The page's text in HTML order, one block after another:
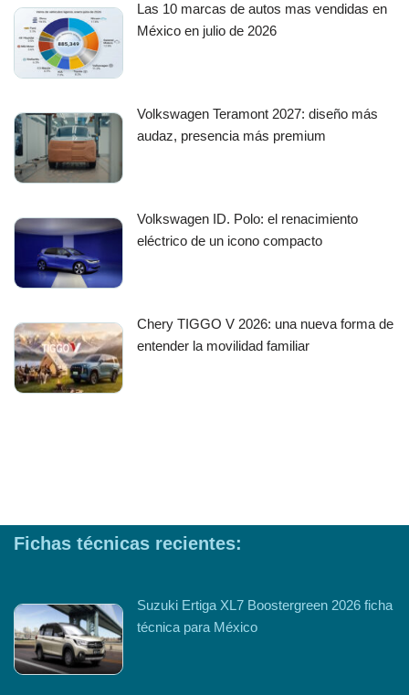
Las 10 marcas de autos mas vendidas en
México en julio de 2026
Volkswagen Teramont 2027: diseño más
audaz, presencia más premium
Volkswagen ID. Polo: el renacimiento
eléctrico de un icono compacto
Chery TIGGO V 2026: una nueva forma de
entender la movilidad familiar
Fichas técnicas recientes:
Suzuki Ertiga XL7 Boostergreen 2026 ficha
técnica para México